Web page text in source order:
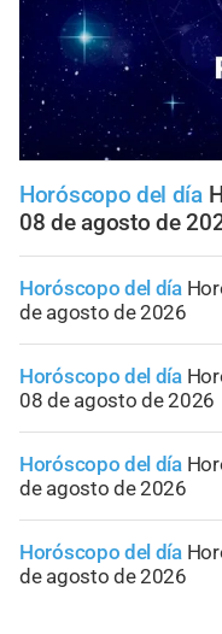
Horóscopo del día
08 de agosto de
Horóscopo del día
de agosto de 2026
Horóscopo del día
08 de agosto de 2026
Horóscopo del día
de agosto de 2026
Horóscopo del día
de agosto de 2026